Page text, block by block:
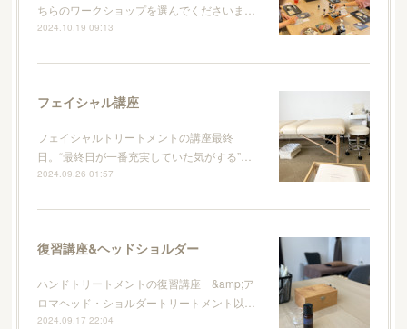
ちらのワークショップを選んでくださいま…
2024.10.19 09:13
フェイシャル講座
フェイシャルトリートメントの講座最終
日。“最終日が一番充実していた気がする”…
2024.09.26 01:57
復習講座&ヘッドショルダー
ハンドトリートメントの復習講座 &amp;ア
ロマヘッド・ショルダートリートメント以…
2024.09.17 22:04